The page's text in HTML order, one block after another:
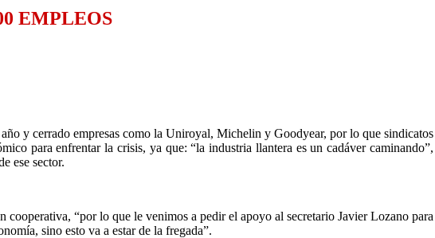
EMPLEOS
y cerrado empresas como la Uniroyal, Michelin y Goodyear, por lo que sindicatos
para enfrentar la crisis, ya que: “la industria llantera es un cadáver caminando”,
ese sector.
“por lo que le venimos a pedir el apoyo al secretario Javier Lozano para
sino esto va a estar de la fregada”.